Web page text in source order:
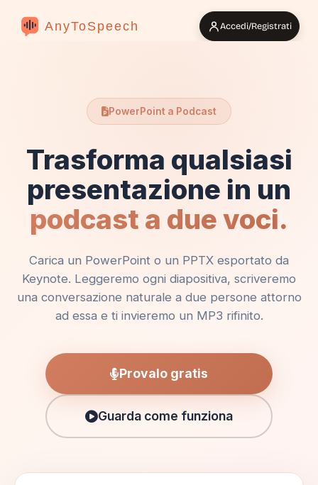
AnyToSpeech Accedi/Registrati
PowerPoint a Podcast
Trasforma qualsiasi
presentazione in un
podcast a due voci.
Carica un PowerPoint o un PPTX esportato da
Keynote. Leggeremo ogni diapositiva, scriveremo
una conversazione naturale a due persone attorno
ad essa e ti invieremo un MP3 rifinito.
Provalo gratis
Guarda come funziona